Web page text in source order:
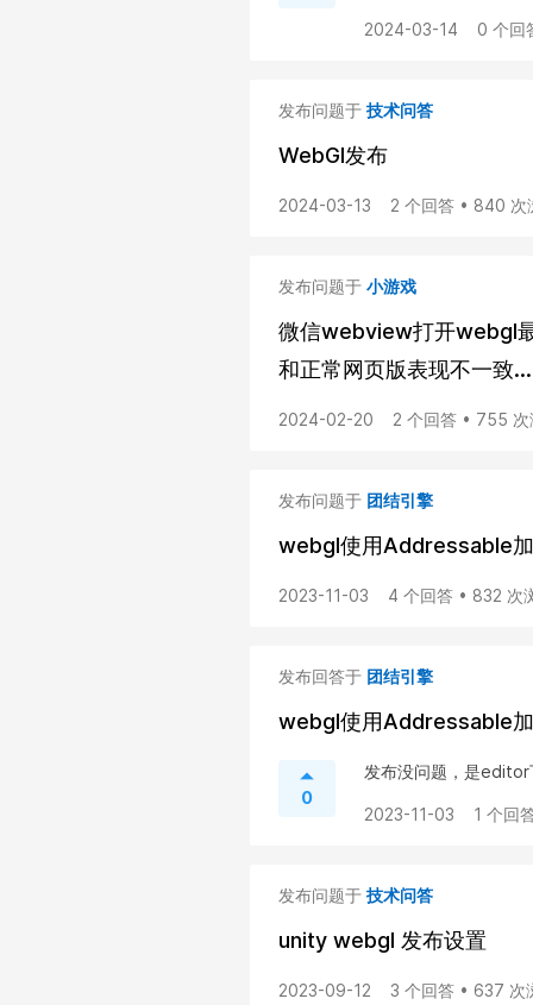
2024-03-14 0 个回
发布问题于 技术问答
WebGl发布
2024-03-13 2 个回答 • 840 次
发布问题于 小游戏
微信webview打开webgl
和正常网页版表现不一致...
2024-02-20 2 个回答 • 755 次
发布问题于 团结引擎
webgl使用Addressable
2023-11-03 4 个回答 • 832 次
发布回答于 团结引擎
webgl使用Addressable
0
发布没问题，是editor
2023-11-03 1 个回
发布问题于 技术问答
unity webgl 发布设置
2023-09-12 3 个回答 • 637 次